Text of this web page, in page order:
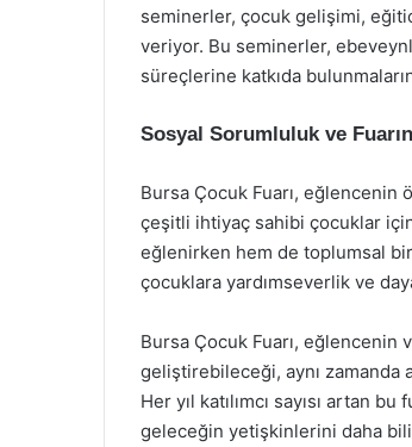
seminerler, çocuk gelişimi,
veriyor. Bu seminerler,
süreçlerine katkıda
Sosyal Sorumluluk ve
Bursa Çocuk Fuarı, eğlencenin
çeşitli ihtiyaç sahibi çocuklar
eğlenirken hem de toplumsal
çocuklara yardımseverlik ve
Bursa Çocuk Fuarı, eğlencenin
geliştirebileceği, aynı
Her yıl katılımcı sayısı artan
geleceğin yetişkinlerini daha